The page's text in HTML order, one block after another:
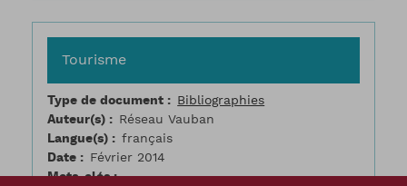
Tourisme
Type de document
Bibliographies
Auteur(s)
Réseau Vauban
Langue(s)
français
Date
Février 2014
Mots-clés